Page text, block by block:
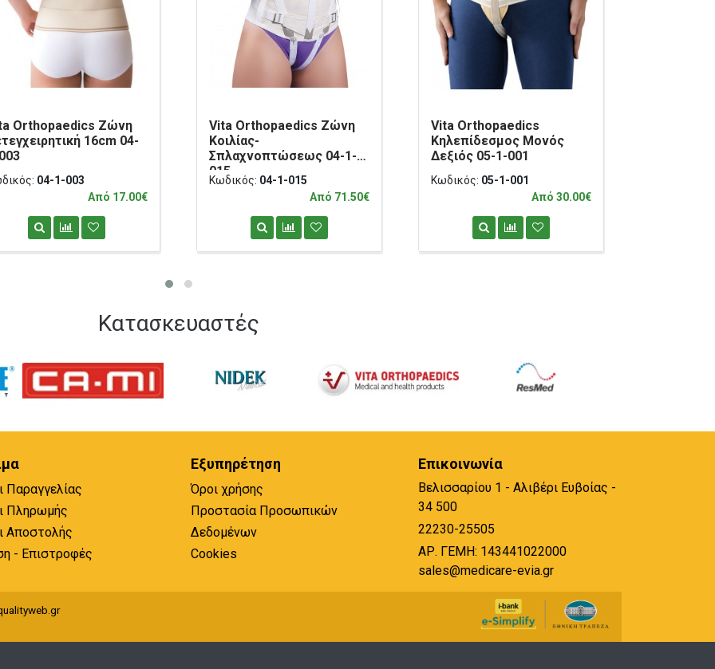
Orthopaedics Ζώνη
16cm 04-
04-1-003
Από 17.00€
Vita Orthopaedics Ζώνη
Κοιλίας-
Σπλαχνοπτώσεως 04-1-
015
Κωδικός: 04-1-015
Από 71.50€
Vita Orthopaedics
Κηλεπίδεσμος Μονός
Δεξιός 05-1-001
Κωδικός: 05-1-001
Από 30.00€
Κατασκευαστές
Παραγγελίας
Πληρωμής
Αποστολής
- Επιστροφές
Εξυπηρέτηση
Όροι χρήσης
Προστασία Προσωπικών
Δεδομένων
Cookies
Επικοινωνία
Βελισσαρίου 1 - Αλιβέρι Ευβοίας -
34 500
22230-25505
ΑΡ. ΓΕΜΗ: 143441022000
sales@medicare-evia.gr